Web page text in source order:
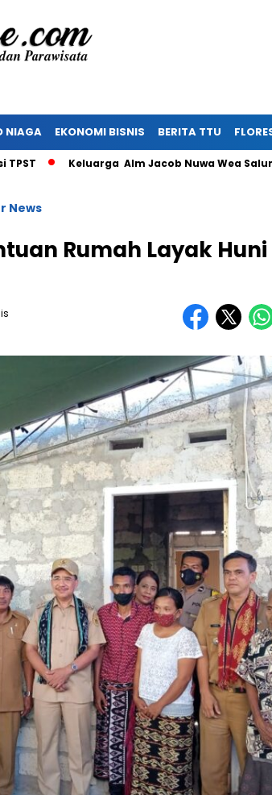
NIAGA EKONOMI BISNIS BERITA TTU
Keluarga Alm Jacob Nuwa Wea Salurkan
News
Rumah Layak